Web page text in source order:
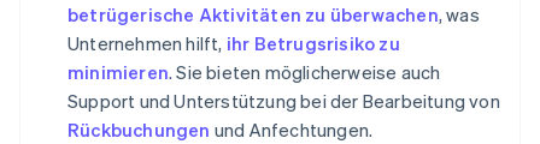
betrügerische Aktivitäten zu überwachen, was
Unternehmen hilft, ihr Betrugsrisiko zu
minimieren. Sie bieten möglicherweise auch
Support und Unterstützung bei der Bearbeitung von
Rückbuchungen und Anfechtungen.